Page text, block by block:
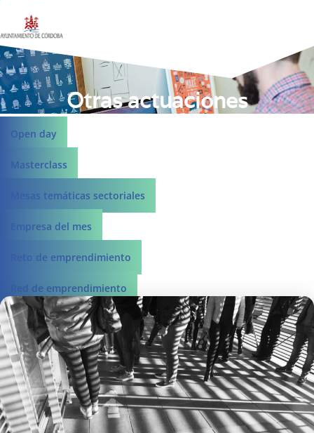
Otras actuaciones
Open day
Masterclass
Mesas temáticas sectoriales
Empresa del mes
Reto de emprendimiento
Red de emprendimiento